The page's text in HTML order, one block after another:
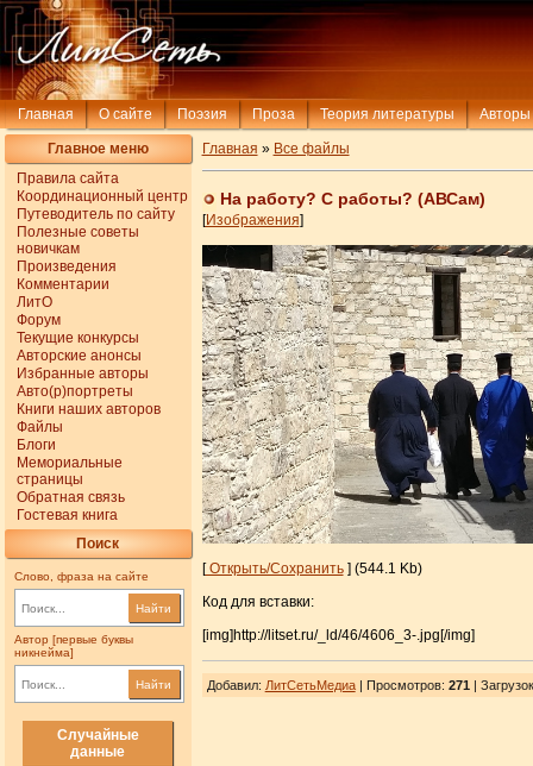
Главная О сайте Поэзия Проза Теория литературы Авторы
Главное меню
Правила сайта
Координационный центр
Путеводитель по сайту
Полезные советы
новичкам
Произведения
Комментарии
ЛитО
Форум
Текущие конкурсы
Авторские анонсы
Избранные авторы
Авто(р)портреты
Книги наших авторов
Файлы
Блоги
Мемориальные
страницы
Обратная связь
Гостевая книга
Поиск
Слово, фраза на сайте
Найти
Автор [первые буквы
никнейма]
Найти
Случайные
данные
Главная » Все файлы
На работу? С работы? (АВСам)
[Изображения]
[Открыть/Сохранить] (544.1 Kb)
Код для вставки:
[img]http://litset.ru/_ld/46/4606_3-.jpg[/img]
Добавил: ЛитСетьМедиа| Просмотров: 271| Загрузок